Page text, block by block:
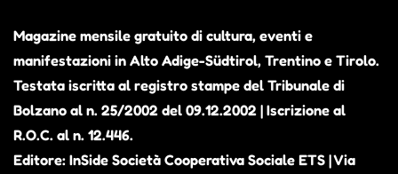
Magazine mensile gratuito di cultura, eventi e
manifestazioni in Alto Adige-Südtirol, Trentino e Tirolo.
Testata iscritta al registro stampe del Tribunale di
Bolzano al n. 25/2002 del 09.12.2002 | Iscrizione al
R.O.C. al n. 12.446.
Editore: InSide Società Cooperativa Sociale ETS | Via